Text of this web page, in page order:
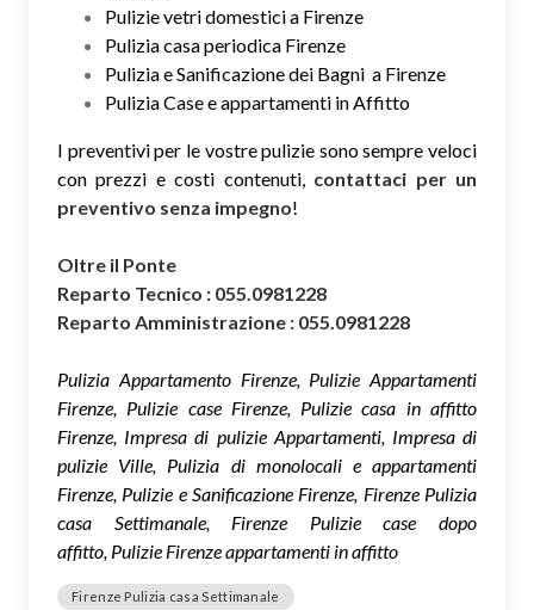
Pulizie vetri domestici a Firenze
Pulizia casa periodica Firenze
Pulizia e Sanificazione dei Bagni a Firenze
Pulizia Case e appartamenti in Affitto
I preventivi per le vostre pulizie sono sempre veloci
con prezzi e costi contenuti, contattaci per un
preventivo senza impegno!
Oltre il Ponte
Reparto Tecnico : 055.0981228
Reparto Amministrazione : 055.0981228
Pulizia Appartamento Firenze, Pulizie Appartamenti
Firenze, Pulizie case Firenze, Pulizie casa in affitto
Firenze, Impresa di pulizie Appartamenti, Impresa di
pulizie Ville, Pulizia di monolocali e appartamenti
Firenze, Pulizie e Sanificazione Firenze, Firenze Pulizia
casa Settimanale, Firenze Pulizie case dopo
affitto, Pulizie Firenze appartamenti in affitto
Firenze Pulizia casa Settimanale